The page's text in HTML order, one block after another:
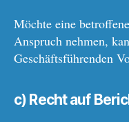
Möchte eine
Anspruch nehmen,
Geschäftsführenden
c) Recht auf